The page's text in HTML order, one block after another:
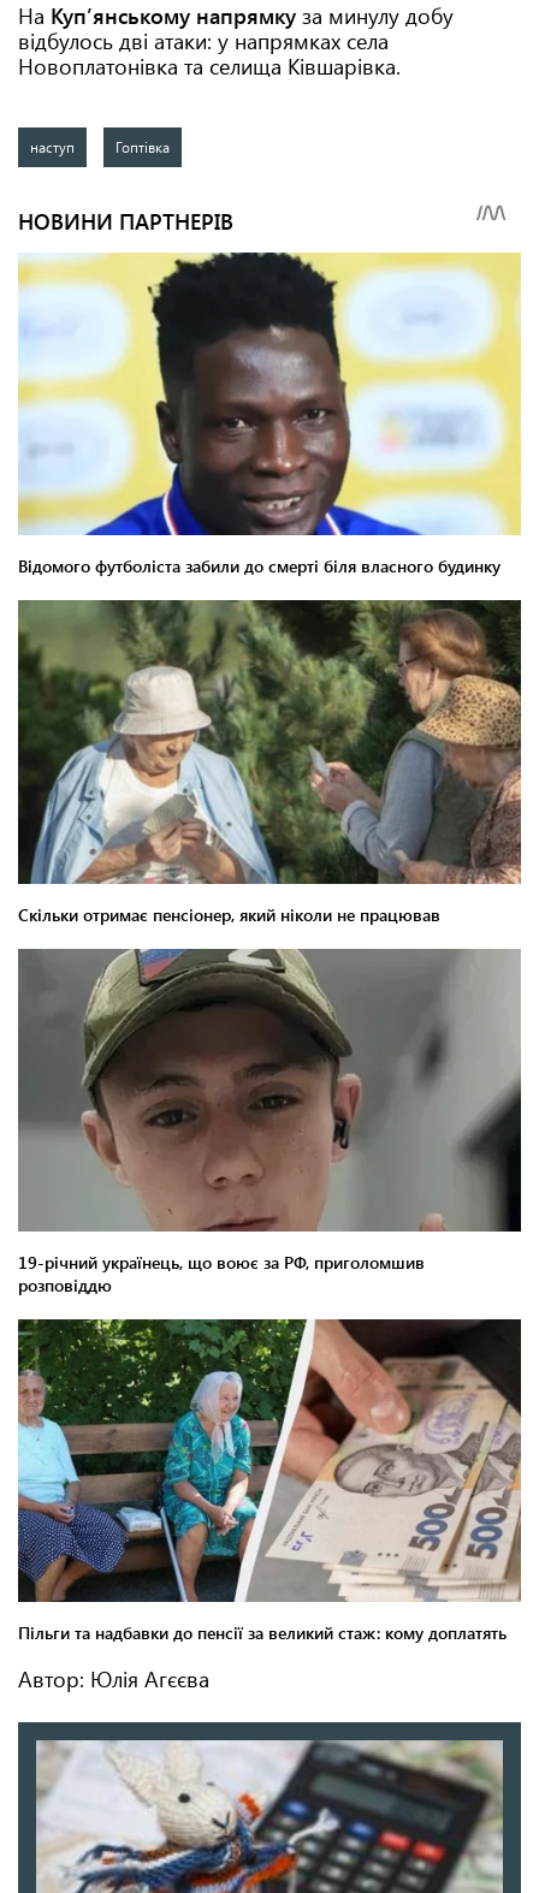
На Куп’янському напрямку за минулу добу
відбулось дві атаки: у напрямках села
Новоплатонівка та селища Ківшарівка.
наступ Гоптівка
Автор: Юлія Агєєва